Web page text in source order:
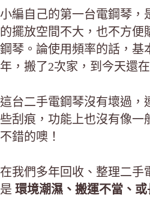
小編自己的第一台電鋼琴，
的擺放空間不大，也不方便
鋼琴。論使用頻率的話，基
年，搬了2次家，到今天還
這台二手電鋼琴沒有壞過，
些刮痕，功能上也沒有像一
不錯的噢！
在我們多年回收、整理二手
是 環境潮濕、搬運不當、